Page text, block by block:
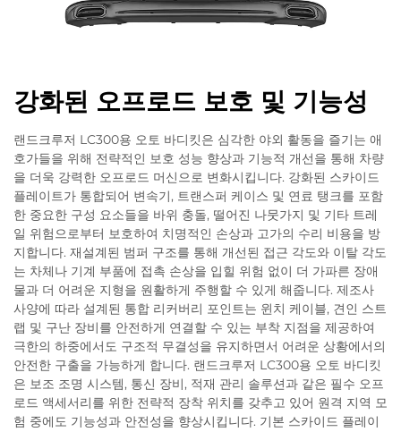
강화된 오프로드 보호 및 기능성
랜드크루저 LC300용 오토 바디킷은 심각한 야외 활동을 즐기는 애
호가들을 위해 전략적인 보호 성능 향상과 기능적 개선을 통해 차량
을 더욱 강력한 오프로드 머신으로 변화시킵니다. 강화된 스카이드
플레이트가 통합되어 변속기, 트랜스퍼 케이스 및 연료 탱크를 포함
한 중요한 구성 요소들을 바위 충돌, 떨어진 나뭇가지 및 기타 트레
일 위험으로부터 보호하여 치명적인 손상과 고가의 수리 비용을 방
지합니다. 재설계된 범퍼 구조를 통해 개선된 접근 각도와 이탈 각도
는 차체나 기계 부품에 접촉 손상을 입힐 위험 없이 더 가파른 장애
물과 더 어려운 지형을 원활하게 주행할 수 있게 해줍니다. 제조사
사양에 따라 설계된 통합 리커버리 포인트는 윈치 케이블, 견인 스트
랩 및 구난 장비를 안전하게 연결할 수 있는 부착 지점을 제공하여
극한의 하중에서도 구조적 무결성을 유지하면서 어려운 상황에서의
안전한 구출을 가능하게 합니다. 랜드크루저 LC300용 오토 바디킷
은 보조 조명 시스템, 통신 장비, 적재 관리 솔루션과 같은 필수 오프
로드 액세서리를 위한 전략적 장착 위치를 갖추고 있어 원격 지역 모
험 중에도 기능성과 안전성을 향상시킵니다. 기본 스카이드 플레이